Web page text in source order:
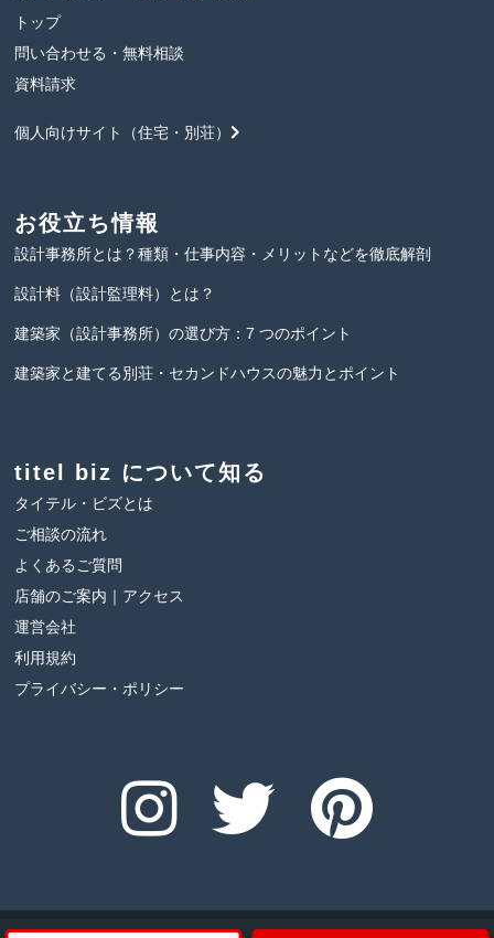
トップ
問い合わせる・無料相談
資料請求
個人向けサイト（住宅・別荘）
お役立ち情報
設計事務所とは？種類・仕事内容・メリットなどを徹底解剖
設計料（設計監理料）とは？
建築家（設計事務所）の選び方： 7 つのポイント
建築家と建てる別荘・セカンドハウスの魅力とポイント
titel biz について知る
タイテル・ビズとは
ご相談の流れ
よくあるご質問
店舗のご案内｜アクセス
運営会社
利用規約
プライバシー・ポリシー